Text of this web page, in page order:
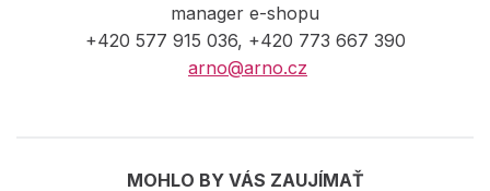
manager e-shopu
+420 577 915 036, +420 773 667 390
arno@arno.cz
MOHLO BY VÁS ZAUJÍMAŤ